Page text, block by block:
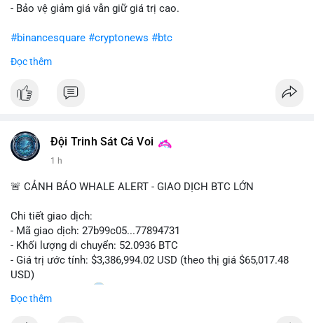
- Bảo vệ giảm giá vẫn giữ giá trị cao.
#binancesquare #cryptonews #btc
$btc
#vlikevn #titanbot
Đọc thêm
Đội Trinh Sát Cá Voi
1 h
🚨 CẢNH BÁO WHALE ALERT - GIAO DỊCH BTC LỚN
Chi tiết giao dịch:
- Mã giao dịch: 27b99c05...77894731
- Khối lượng di chuyển: 52.0936 BTC
- Giá trị ước tính: $3,386,994.02 USD (theo thị giá $65,017.48
USD)
- Thời gian: 10:20
Đọc thêm